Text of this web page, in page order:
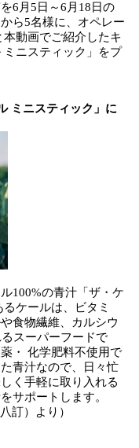
6月5日～6月18日の
ら5名様に、オペレー
動画でご紹介したキ
ミニスティック」をプ
ミニスティック」に
100%の青汁「ザ・ケ
ケールは、ビタミ
食物繊維、カルシウ
スーパーフードで
・ 化学肥料不使用で
青汁なので、日々忙
く手軽に取り入れる
サポートします。
訂）より）